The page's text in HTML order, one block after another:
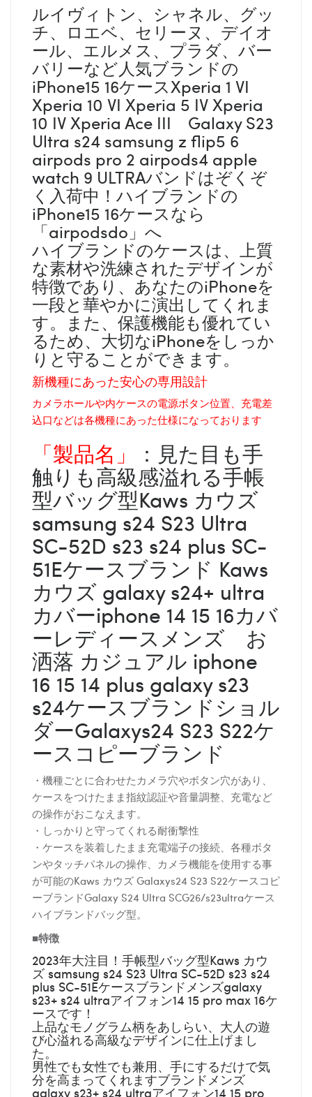
ルイヴィトン、シャネル、グッ
チ、ロエベ、セリーヌ、デイオ
ール、エルメス、プラダ、バー
バリーなど人気ブランドの
iPhone15 16ケースXperia 1 VI
Xperia 10 VI Xperia 5 IV Xperia
10 IV Xperia Ace III Galaxy S23
Ultra s24 samsung z flip5 6
airpods pro 2 airpods4 apple
watch 9 ULTRAバンドはぞくぞ
く入荷中！ハイブランドの
iPhone15 16ケースなら
「airpodsdo」へ
ハイブランドのケースは、上質
な素材や洗練されたデザインが
特徴であり、あなたのiPhoneを
一段と華やかに演出してくれま
す。また、保護機能も優れてい
るため、大切なiPhoneをしっか
りと守ることができます。
新機種にあった安心の専用設計
カメラホールや内ケースの電源ボタン位置、充電差
込口などは各機種にあった仕様になっております
「製品名」 ：見た目も手
触りも高級感溢れる手帳
型バッグ型Kaws カウズ
samsung s24 S23 Ultra
SC-52D s23 s24 plus SC-
51Eケースブランド Kaws
カウズ galaxy s24+ ultra
カバーiphone 14 15 16カバ
ーレディースメンズ お
洒落 カジュアル iphone
16 15 14 plus galaxy s23
s24ケースブランドショル
ダーGalaxys24 S23 S22ケ
ースコピーブランド
・機種ごとに合わせたカメラ穴やボタン穴があり、
ケースをつけたまま指紋認証や音量調整、充電など
の操作がおこなえます。
・しっかりと守ってくれる耐衝撃性
・ケースを装着したまま充電端子の接続、各種ボタ
ンやタッチパネルの操作、カメラ機能を使用する事
が可能のKaws カウズ Galaxys24 S23 S22ケースコピ
ーブランドGalaxy S24 Ultra SCG26/s23ultraケース
ハイブランドバッグ型。
■特徴
2023年大注目！手帳型バッグ型Kaws カウ
ズ samsung s24 S23 Ultra SC-52D s23 s24
plus SC-51Eケースブランドメンズgalaxy
s23+ s24 ultraアイフォン14 15 pro max 16ケ
ースです！
上品なモノグラム柄をあしらい、大人の遊
び心溢れる高級なデザインに仕上げまし
た。
男性でも女性でも兼用、手にするだけで気
分を高まってくれますブランドメンズ
galaxy s23+ s24 ultraアイフォン14 15 pro